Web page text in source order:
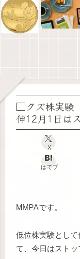
□クズ株実験
伸12月1日は
X
はてブ
MMPAです。
低位株実験とし
て、今日はストッ